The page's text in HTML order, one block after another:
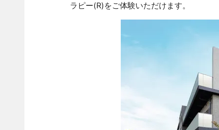
ラピー(R)をご体験いただけます。